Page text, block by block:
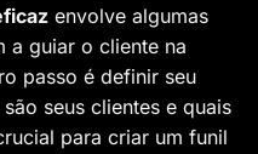
envolve algumas
a guiar o cliente na
passo é definir seu
seus clientes e quais
para criar um funil